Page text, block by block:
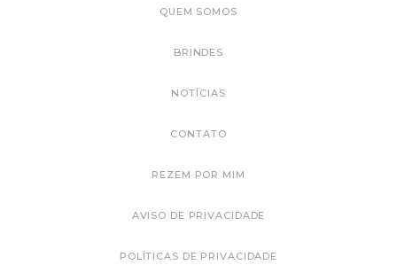
QUEM SOMOS
BRINDES
NOTÍCIAS
CONTATO
REZEM POR MIM
AVISO DE PRIVACIDADE
POLÍTICAS DE PRIVACIDADE